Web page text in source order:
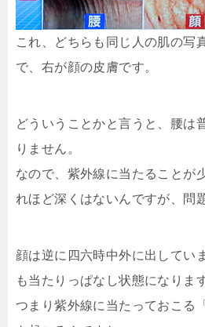
これ、どちらも同じ人の肌の写
で、右が顔の皮膚です。
どういうことかと言うと、腰は
りません。
なので、紫外線に当たることが
れほど深くはないんですが、問
顔は逆に四六時中外に出してい
も当たりっぱなし状態になりま
つまり紫外線に当たっておこる